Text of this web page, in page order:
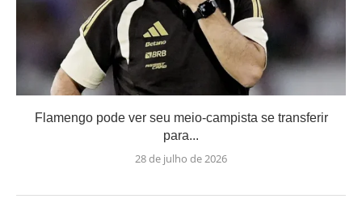
Flamengo pode ver seu meio-campista se transferir
para...
28 de julho de 2026